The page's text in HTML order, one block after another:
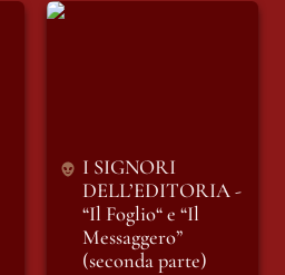
I SIGNORI
I SIGNORI
DELL’EDITORIA -
“Il Foglio“ e “Il
Messaggero”
(seconda parte)